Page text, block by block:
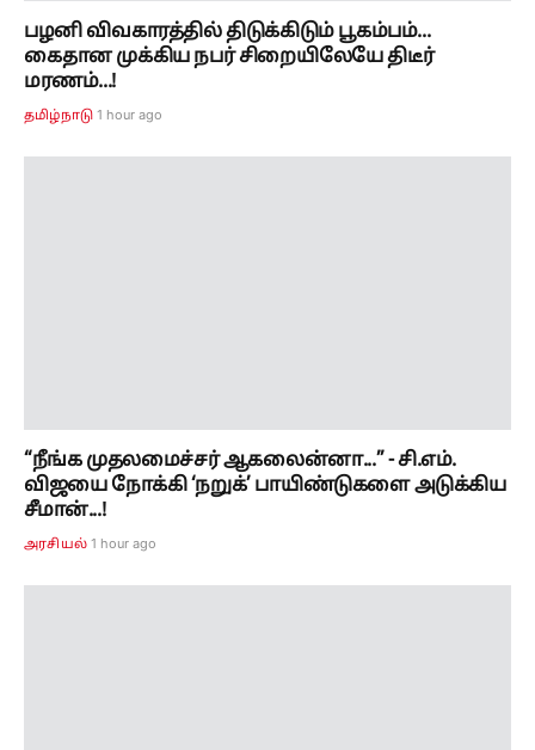
பழனி விவகாரத்தில் திடுக்கிடும் பூகம்பம்...
கைதான முக்கிய நபர் சிறையிலேயே திடீர்
மரணம்...!
தமிழ்நாடு 1 hour ago
“நீங்க முதலமைச்சர் ஆகலைன்னா...” - சி.எம்.
விஜயை நோக்கி ‘நறுக்’ பாயிண்டுகளை அடுக்கிய
சீமான்...!
அரசியல் 1 hour ago